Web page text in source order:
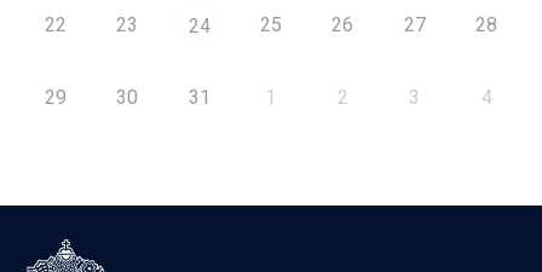
22 23 24 25 26 27 28
29 30 31 1 2 3 4